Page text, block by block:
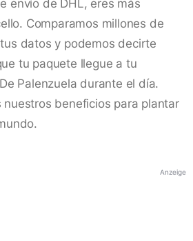
envío de DHL, eres más
Comparamos millones de
datos y podemos decirte
tu paquete llegue a tu
Palenzuela durante el día.
beneficios para plantar
Anzeige